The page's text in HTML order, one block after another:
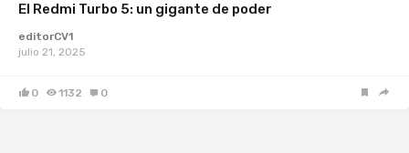
El Redmi Turbo 5: un gigante de poder
editorCV1
julio 21, 2025
0 1132 0